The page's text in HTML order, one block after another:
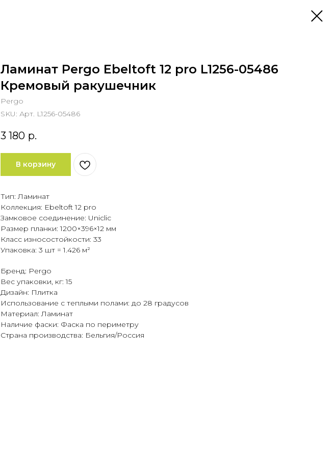
Ламинат Pergo Ebeltoft 12 pro L1256-05486
Кремовый ракушечник
Pergo
SKU: Арт. L1256-05486
3 180 р.
В корзину
Тип: Ламинат
Коллекция: Ebeltoft 12 pro
Замковое соединение: Uniclic
Размер планки: 1200×396×12 мм
Класс износостойкости: 33
Упаковка: 3 шт = 1.426 м²
Бренд: Pergo
Вес упаковки, кг: 15
Дизайн: Плитка
Использование с теплыми полами: до 28 градусов
Материал: Ламинат
Наличие фаски: Фаска по периметру
Страна производства: Бельгия/Россия